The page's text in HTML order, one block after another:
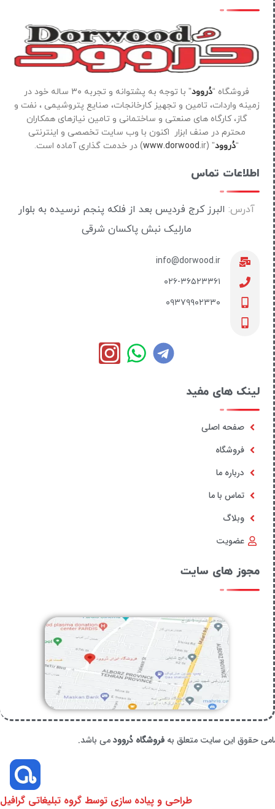
فروشگاه “دُروود
” با توجه به پشتوانه و تجربه ۳۰ ساله خود در
زمینه واردات، تامین و تجهیز کارخانجات، صنایع پتروشیمی ، نفت و
گاز، کارگاه های صنعتی و ساختمانی و تامین نیازهای همکاران
محترم در صنف ابزار اکنون با وب سایت تخصصی و اینترنتی
“دُروود” (
www.dorwood.ir) در خدمت گذاری آماده است.
اطلاعات تماس
آدرس: البرز کرج فردیس بعد از فلکه پنجم نرسیده به بلوار
مارلیک نبش پاکسان شرقی
info@dorwood.ir
۰۲۶-۳۶۵۲۳۳۶۱
۰۹۳۷۹۹۰۲۳۳۰
لینک های مفید
صفحه اصلی
فروشگاه
درباره ما
تماس با ما
وبلاگ
عضویت
مجوز های سایت
حقوق این سایت متعلق به فروشگاه دُروودمی باشد.
طراحی و پیاده سازی توسط گروه تبلیغاتی گرافیل